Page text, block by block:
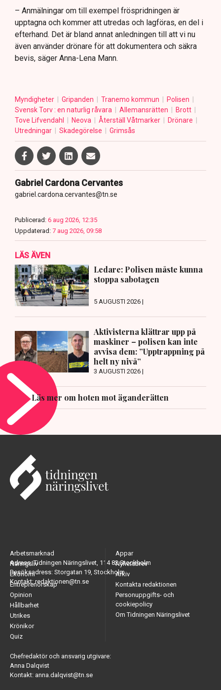
– Anmälningar om till exempel fröspridningen är
upptagna och kommer att utredas och lagföras, en del i
efterhand. Det är bland annat anledningen till att vi nu
även använder drönare för att dokumentera och säkra
bevis, säger Anna-Lena Mann.
Myndigheter Gripanden Tranemo kommun
Polisen
Svensk Torv : en naturlig råvara
Allemansrätten
Brott
Tove Lifvendahl
Neova Återställ Våtmarker
Drönare
Utredningar
Skadegörelse Grimsås
Gabriel Cardona Cervantes
gabriel.cardona.cervantes@tn.se
Publicerad: 6 aug 2026, 12:35
Uppdaterad: 7 aug 2026, 09:58
LÄS ÄVEN
Ledare: Polisen måste kunna
stoppa sabotagen
5 AUGUSTI 2026 |
Aktivisterna klättrar upp på
maskiner – polisen kan inte
avvisa dem: ”Upptrappning på
helt ny nivå”
3 AUGUSTI 2026 |
Läs mer om hoten mot äganderätten
Adress: Tidningen Näringslivet, 114 82 Stockholm
Besöksadress: Storgatan 19, Stockholm
Kontakt: redaktionen@tn.se
Arbetsmarknad
Näringsliv
Ekonomi
Entreprenörskap
Opinion
Hållbarhet
Utrikes
Krönikor
Quiz
Appar
Nyhetsbrev
Arkiv
Kontakta redaktionen
Personuppgifts- och
cookiepolicy
Om Tidningen Näringslivet
Chefredaktör och ansvarig utgivare:
Anna Dalqvist
Kontakt: anna.dalqvist@tn.se